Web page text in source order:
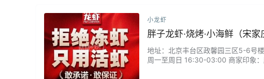
小龙虾
胖子龙虾·烧烤·小海鲜（宋家
地址：北京丰台区政馨园三区5-6号
周一至周日 16:30-03:00 商家印象